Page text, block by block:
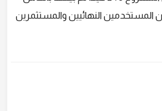
النهائيين والمستثمرين